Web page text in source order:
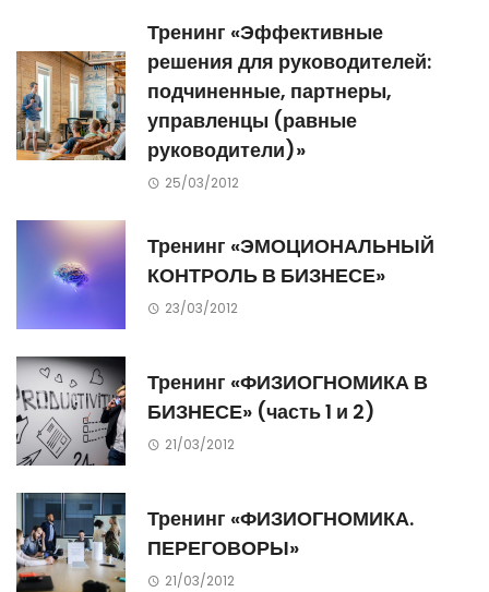
Тренинг «Эффективные
решения для руководителей:
подчиненные, партнеры,
управленцы (равные
руководители)»
25/03/2012
Тренинг «ЭМОЦИОНАЛЬНЫЙ
КОНТРОЛЬ В БИЗНЕСЕ»
23/03/2012
Тренинг «ФИЗИОГНОМИКА В
БИЗНЕСЕ» (часть 1 и 2)
21/03/2012
Тренинг «ФИЗИОГНОМИКА.
ПЕРЕГОВОРЫ»
21/03/2012